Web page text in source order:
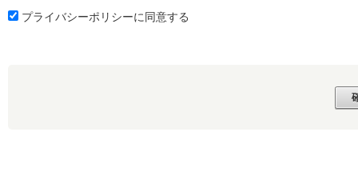
プライバシーポリシーに同意する